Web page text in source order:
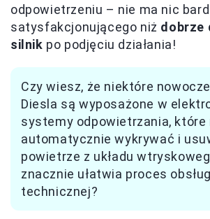
odpowietrzeniu – nie ma nic
satysfakcjonującego niż dobrze
silnik po podjęciu działania!
Czy wiesz, że niektóre
Diesla są wyposażone w
systemy odpowietrzania, które
automatycznie wykrywać i
powietrze z układu
znacznie ułatwia proces
technicznej?